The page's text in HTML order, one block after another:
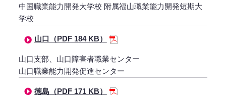
中国職業能力開発大学校 附属福山職業能力開発短期大
学校
山口（PDF 184 KB）
山口支部、山口障害者職業センター
山口職業能力開発促進センター
徳島（PDF 171 KB）